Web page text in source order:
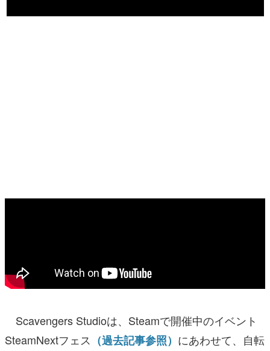
運営：株式会社マレ
Scavengers Studioは、Steamで開催中のイベント
SteamNextフェス （過去記事参照） にあわせて、自転